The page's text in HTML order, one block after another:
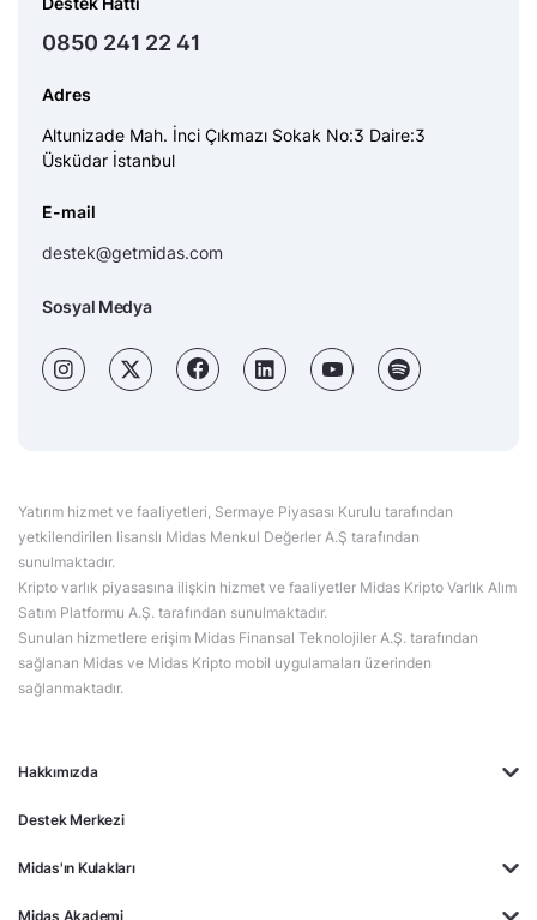
Hakkımızda
Destek Merkezi
Midas'ın Kulakları
Midas Akademi
0850 241 22 41
Adres
Altunizade Mah. İnci Çıkmazı Sokak No:3 Daire:3
Üsküdar İstanbul
E-mail
destek@getmidas.com
Sosyal Medya
Yatırım hizmet ve faaliyetleri, Sermaye Piyasası Kurulu tarafından
yetkilendirilen lisanslı Midas Menkul Değerler A.Ş tarafından
sunulmaktadır.
Kripto varlık piyasasına ilişkin hizmet ve faaliyetler Midas Kripto Varlık Alım
Satım Platformu A.Ş. tarafından sunulmaktadır.
Sunulan hizmetlere erişim Midas Finansal Teknolojiler A.Ş. tarafından
sağlanan Midas ve Midas Kripto mobil uygulamaları üzerinden
sağlanmaktadır.